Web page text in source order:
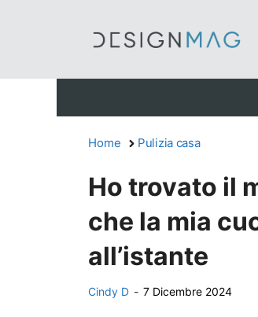
Home Pulizia casa
Ho trovato il
che la mia
all’istante
Cindy D - 7 Dicembre 2024